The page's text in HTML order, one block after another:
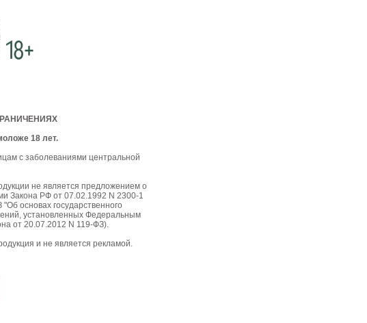
18 лет.
с заболеваниями центральной
не является предложением о
Закона РФ от 07.02.1992 N 2300-1
основах государственного
установленных Федеральным
от 20.07.2012 N 119-ФЗ).
и не является рекламой.